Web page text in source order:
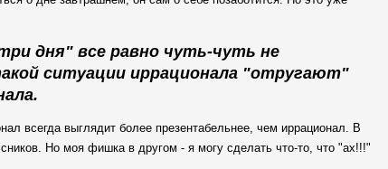
дня" все равно чуть-чуть не
ситуации иррационала "отругают"
всегда выглядит более презентабельнее, чем иррационал. В
Но моя фишка в другом - я могу сделать что-то, что "ах!!!"